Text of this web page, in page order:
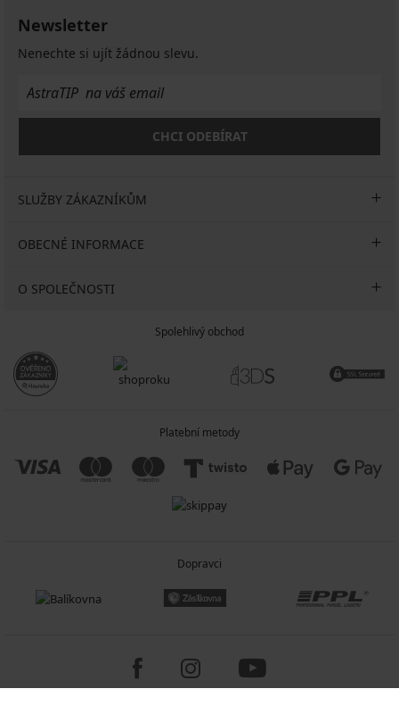
Newsletter
Nenechte si ujít žádnou slevu.
CHCI ODEBÍRAT
SLUŽBY ZÁKAZNÍKŮM
OBECNÉ INFORMACE
O SPOLEČNOSTI
Spolehlivý obchod
Platební metody
Dopravci